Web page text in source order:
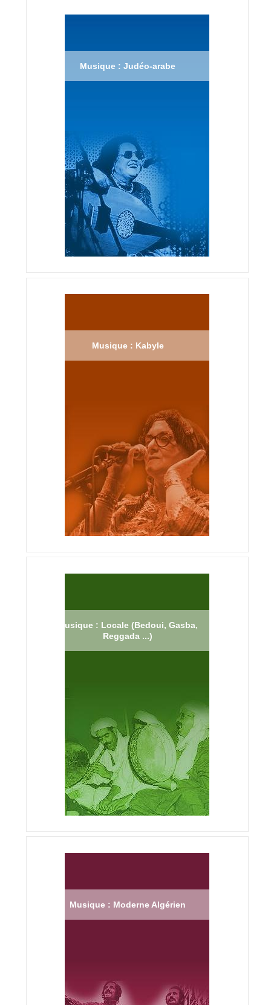
Musique : Judéo-arabe
Musique : Kabyle
Musique : Locale (Bedoui, Gasba,
Reggada ...)
Musique : Moderne Algérien